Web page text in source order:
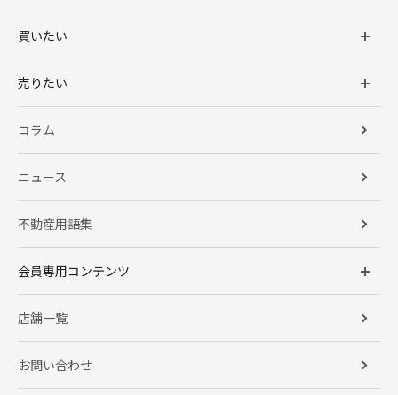
買いたい
売りたい
コラム
ニュース
不動産用語集
会員専用コンテンツ
店舗一覧
お問い合わせ